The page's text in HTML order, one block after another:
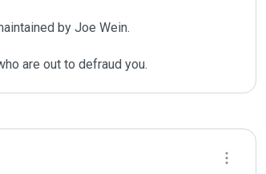
by Joe Wein.
are out to defraud you.